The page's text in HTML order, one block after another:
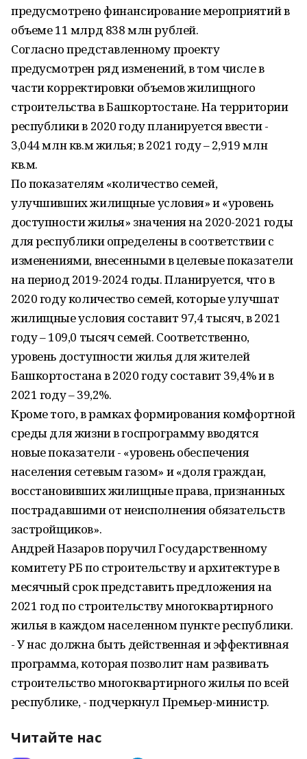
предусмотрено финансирование мероприятий в
объеме 11 млрд 838 млн рублей.
Согласно представленному проекту
предусмотрен ряд изменений, в том числе в
части корректировки объемов жилищного
строительства в Башкортостане. На территории
республики в 2020 году планируется ввести -
3,044 млн кв.м жилья; в 2021 году – 2,919 млн
кв.м.
По показателям «количество семей,
улучшивших жилищные условия» и «уровень
доступности жилья» значения на 2020-2021 годы
для республики определены в соответствии с
изменениями, внесенными в целевые показатели
на период 2019-2024 годы. Планируется, что в
2020 году количество семей, которые улучшат
жилищные условия составит 97,4 тысяч, в 2021
году – 109,0 тысяч семей. Соответственно,
уровень доступности жилья для жителей
Башкортостана в 2020 году составит 39,4% и в
2021 году – 39,2%.
Кроме того, в рамках формирования комфортной
среды для жизни в госпрограмму вводятся
новые показатели - «уровень обеспечения
населения сетевым газом» и «доля граждан,
восстановивших жилищные права, признанных
пострадавшими от неисполнения обязательств
застройщиков».
Андрей Назаров поручил Государственному
комитету РБ по строительству и архитектуре в
месячный срок представить предложения на
2021 год по строительству многоквартирного
жилья в каждом населенном пункте республики.
- У нас должна быть действенная и эффективная
программа, которая позволит нам развивать
строительство многоквартирного жилья по всей
республике, - подчеркнул Премьер-министр.
Читайте нас